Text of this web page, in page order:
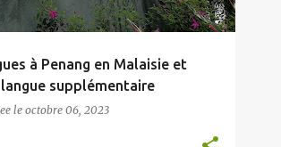
à Penang en Malaisie et
supplémentaire
le octobre 06, 2023